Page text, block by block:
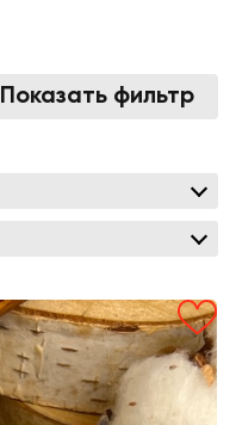
Показать фильтр